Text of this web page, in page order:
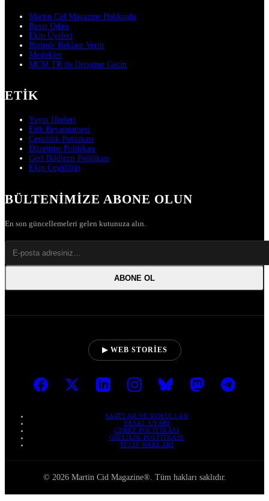
Martin Cid Magazine Hakkında
Basın Odası
Ekip Üyeleri
Bizimle Reklam Verin
Meslekler
MCM TR ile İletişime Geçin
ETIK
Yayın İlkeleri
Etik Beyannamesi
Çeşitlilik Politikası
Düzeltme Politikası
Geri Bildirim Politikası
Ekip Çeşitliliği
BÜLTENIMIZE ABONE OLUN
En son güncellemeleri gelen kutunuza alın.
ABONE OL
▶ WEB STORIES
ŞARTLAR VE KOŞULLAR
YASAL UYARI
ÇEREZ POLITIKASI
GIZLILIK POLITIKASI
TELIF HAKLARI
© 2026 Martin Cid Magazine®. Tüm hakları saklıdır.